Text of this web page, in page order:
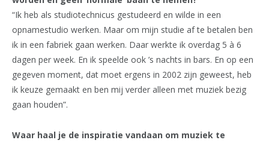
“Ik heb als studiotechnicus gestudeerd en wilde in een
opnamestudio werken. Maar om mijn studie af te betalen ben
ik in een fabriek gaan werken. Daar werkte ik overdag 5 à 6
dagen per week. En ik speelde ook ’s nachts in bars. En op een
gegeven moment, dat moet ergens in 2002 zijn geweest, heb
ik keuze gemaakt en ben mij verder alleen met muziek bezig
gaan houden”.
Waar haal je de inspiratie vandaan om muziek te